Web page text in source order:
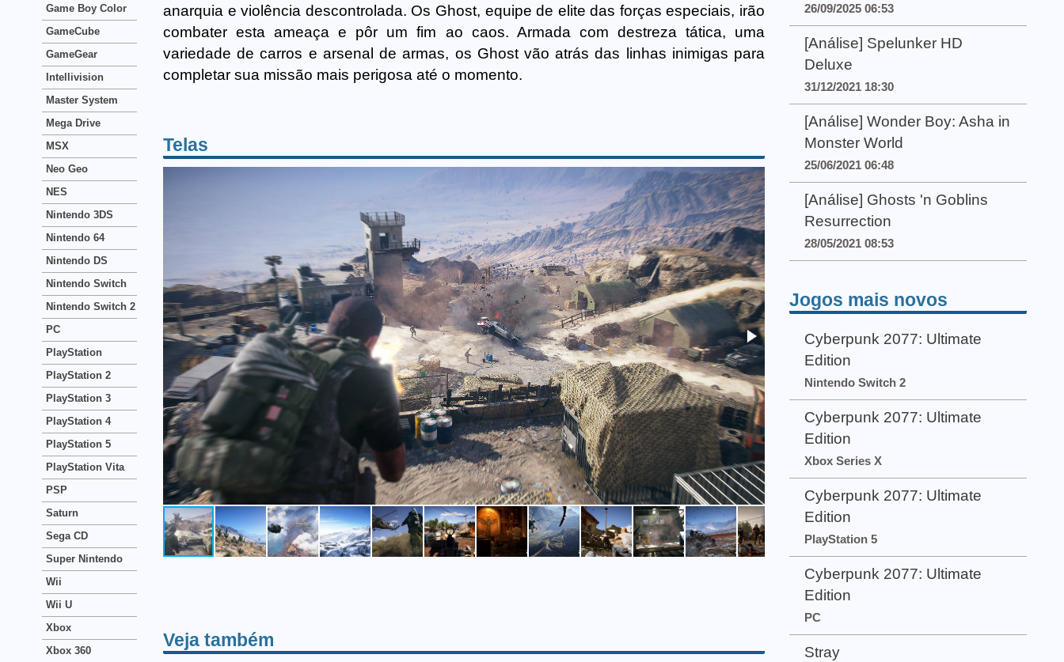
anarquia e violência descontrolada. Os Ghost, equipe de elite das forças especiais, irão
combater esta ameaça e pôr um fim ao caos. Armada com destreza tática, uma
variedade de carros e arsenal de armas, os Ghost vão atrás das linhas inimigas para
completar sua missão mais perigosa até o momento.
Telas
Veja também
Game Boy Color
GameCube
GameGear
Intellivision
Master System
Mega Drive
MSX
Neo Geo
NES
Nintendo 3DS
Nintendo 64
Nintendo DS
Nintendo Switch
Nintendo Switch 2
PC
PlayStation
PlayStation 2
PlayStation 3
PlayStation 4
PlayStation 5
PlayStation Vita
PSP
Saturn
Sega CD
Super Nintendo
Wii
Wii U
Xbox
Xbox 360
26/09/2025 06:53
[Análise] Spelunker HD
Deluxe
31/12/2021 18:30
[Análise] Wonder Boy: Asha in
Monster World
25/06/2021 06:48
[Análise] Ghosts 'n Goblins
Resurrection
28/05/2021 08:53
Jogos mais novos
Cyberpunk 2077: Ultimate
Edition
Nintendo Switch 2
Cyberpunk 2077: Ultimate
Edition
Xbox Series X
Cyberpunk 2077: Ultimate
Edition
PlayStation 5
Cyberpunk 2077: Ultimate
Edition
PC
Stray